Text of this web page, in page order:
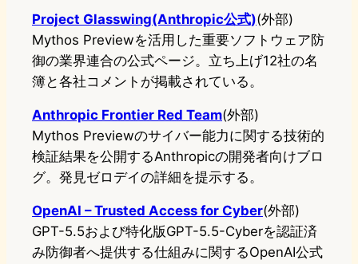
Project Glasswing(Anthropic公式)(外部)
Mythos Previewを活用した重要ソフトウェア防
御の業界連合の公式ページ。立ち上げ12社の名
簿と各社コメントが掲載されている。
Anthropic Frontier Red Team(外部)
Mythos Previewのサイバー能力に関する技術的
検証結果を公開するAnthropicの開発者向けブロ
グ。発見ゼロデイの詳細を提示する。
OpenAI – Trusted Access for Cyber(外部)
GPT-5.5および特化版GPT-5.5-Cyberを認証済
み防御者へ提供する仕組みに関するOpenAI公式